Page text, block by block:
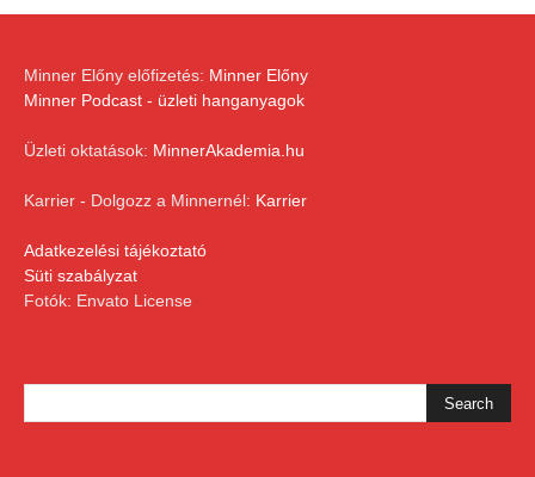
Minner Előny előfizetés: Minner Előny
Minner Podcast - üzleti hanganyagok
Üzleti oktatások: MinnerAkademia.hu
Karrier - Dolgozz a Minnernél: Karrier
Adatkezelési tájékoztató
Süti szabályzat
Fotók: Envato License